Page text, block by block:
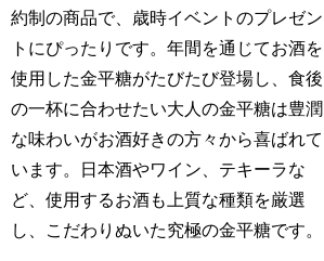
約制の商品で、歳時イベントのプレゼン
トにぴったりです。年間を通じてお酒を
使用した金平糖がたびたび登場し、食後
の一杯に合わせたい大人の金平糖は豊潤
な味わいがお酒好きの方々から喜ばれて
います。日本酒やワイン、テキーラな
ど、使用するお酒も上質な種類を厳選
し、こだわりぬいた究極の金平糖です。